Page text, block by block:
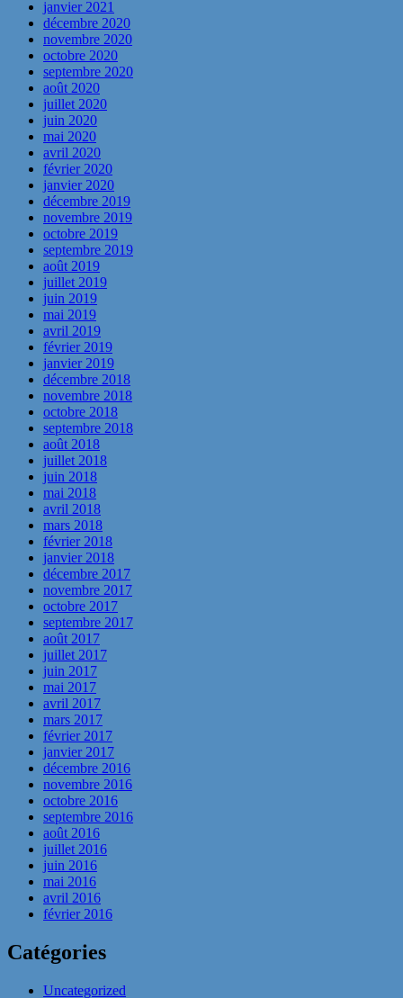
janvier 2021
décembre 2020
novembre 2020
octobre 2020
septembre 2020
août 2020
juillet 2020
juin 2020
mai 2020
avril 2020
février 2020
janvier 2020
décembre 2019
novembre 2019
octobre 2019
septembre 2019
août 2019
juillet 2019
juin 2019
mai 2019
avril 2019
février 2019
janvier 2019
décembre 2018
novembre 2018
octobre 2018
septembre 2018
août 2018
juillet 2018
juin 2018
mai 2018
avril 2018
mars 2018
février 2018
janvier 2018
décembre 2017
novembre 2017
octobre 2017
septembre 2017
août 2017
juillet 2017
juin 2017
mai 2017
avril 2017
mars 2017
février 2017
janvier 2017
décembre 2016
novembre 2016
octobre 2016
septembre 2016
août 2016
juillet 2016
juin 2016
mai 2016
avril 2016
février 2016
Catégories
Uncategorized